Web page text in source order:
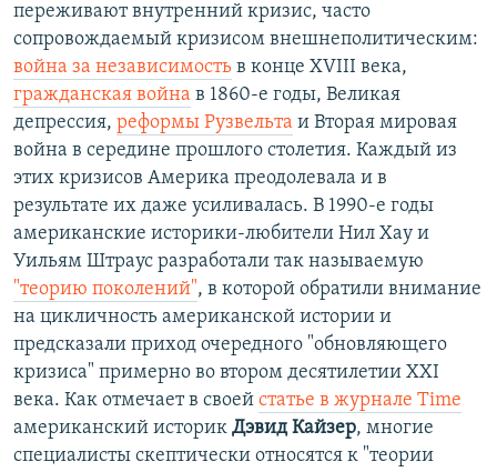
переживают внутренний кризис, часто
сопровождаемый кризисом внешнеполитическим:
война за независимость в конце XVIII века,
гражданская война в 1860-е годы, Великая
депрессия, реформы Рузвельта и Вторая мировая
война в середине прошлого столетия. Каждый из
этих кризисов Америка преодолевала и в
результате их даже усиливалась. В 1990-е годы
американские историки-любители Нил Хау и
Уильям Штраус разработали так называемую
"теорию поколений", в которой обратили внимание
на цикличность американской истории и
предсказали приход очередного "обновляющего
кризиса" примерно во втором десятилетии XXI
века. Как отмечает в своей статье в журнале Time
американский историк Дэвид Кайзер, многие
специалисты скептически относятся к "теории